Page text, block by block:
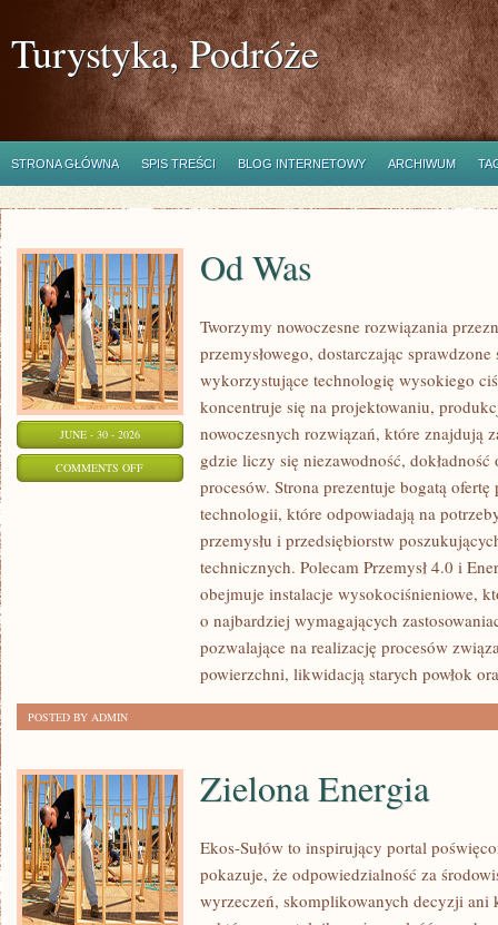
Turystyka, Podróże
STRONA GŁÓWNA SPIS TREŚCI BLOG INTERNETOWY ARCHIWUM
JUNE - 30 - 2026
COMMENTS OFFON
Od Was
Tworzymy nowoczesne rozwiązania
przemysłowego, dostarczając
wykorzystujące technologię wysokiego
koncentruje się na projektowaniu,
nowoczesnych rozwiązań, które znajdują
gdzie liczy się niezawodność,
procesów. Strona prezentuje bogatą ofertę
technologii, które odpowiadają na
przemysłu i przedsiębiorstw
technicznych. Polecam Przemysł 4.0 i
obejmuje instalacje wysokociśnieniowe,
o najbardziej wymagających
pozwalające na realizację procesów
powierzchni, likwidacją starych powłok
POSTED BY ADMIN
Zielona Energia
Ekos-Sułów to inspirujący portal
pokazuje, że odpowiedzialność za
wyrzeczeń, skomplikowanych decyzji ani